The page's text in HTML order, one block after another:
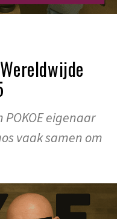
eigenaar
vaak samen om